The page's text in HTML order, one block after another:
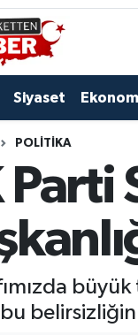
Siyaset
POLITIKA
Parti